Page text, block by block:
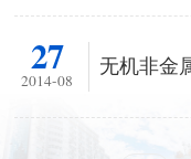
27
2014-08
无机非金